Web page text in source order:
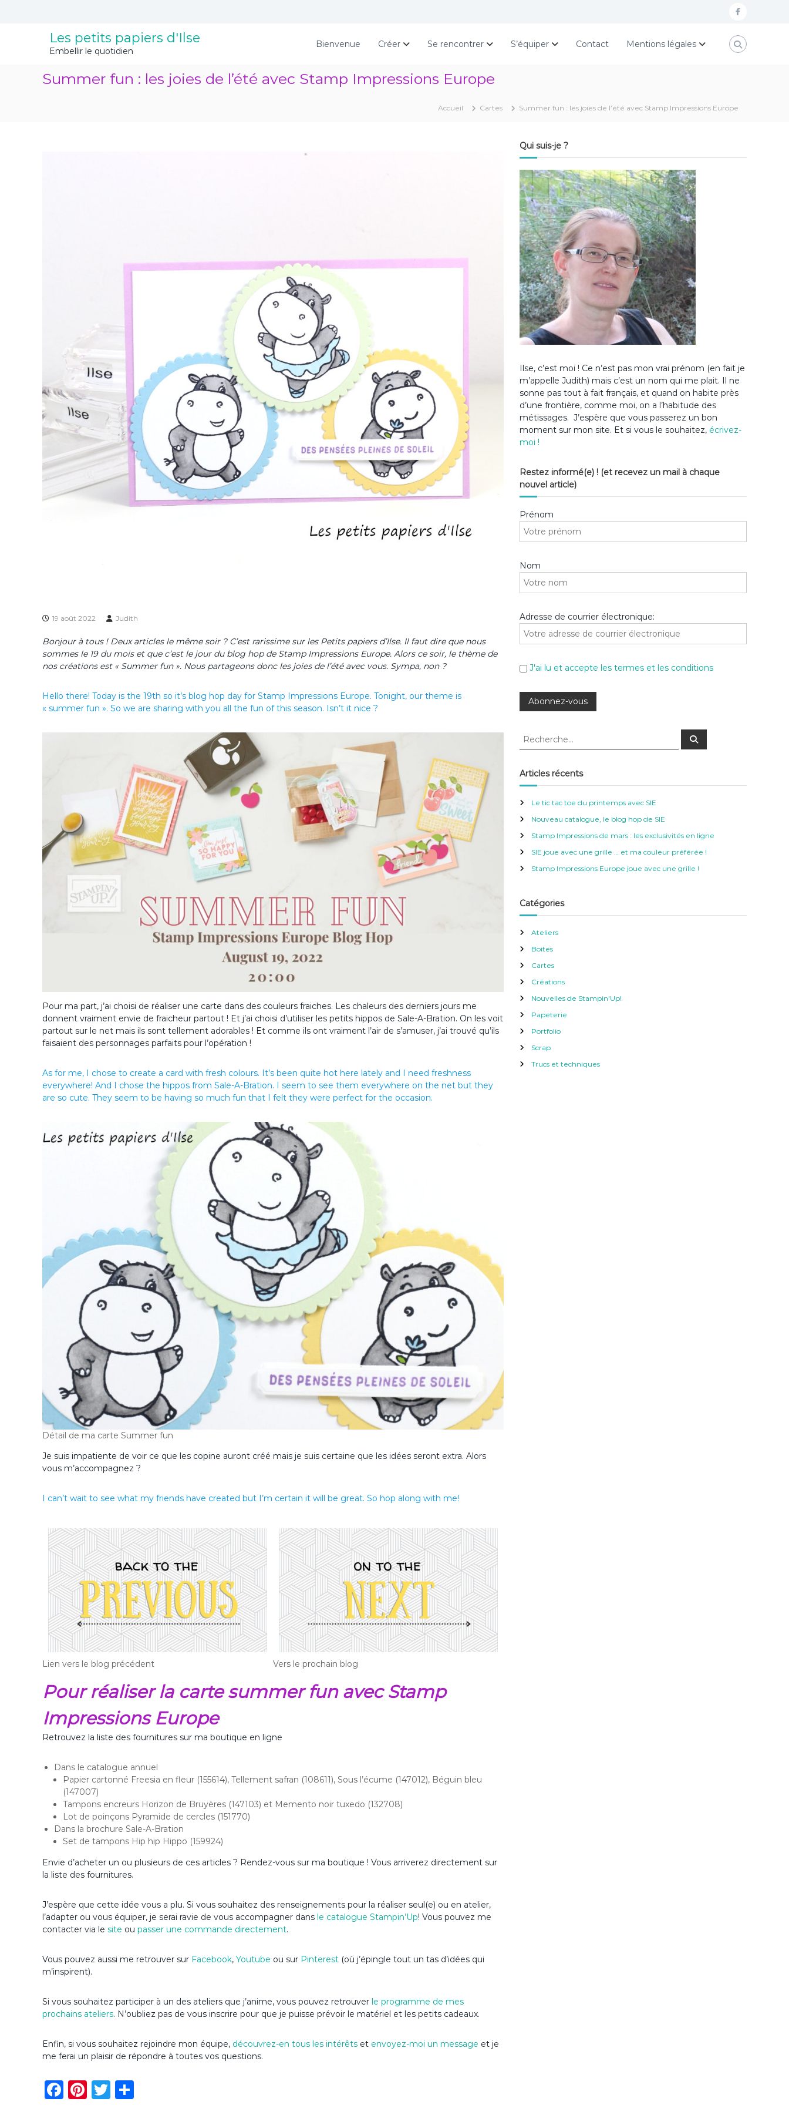
f
c
Les petits papiers d'Ilse
Embellir le quotidien
Bienvenue Créer Se rencontrer S’équiper Contact Mentions légales
Summer fun : les joies de l’été avec Stamp Impressions Europe
Accueil Cartes Summer fun : les joies de l’été avec Stamp Impressions Europe
19 août 2022 Judith
Bonjour à tous ! Deux articles le même soir ? C’est rarissime sur les Petits papiers d’Ilse. Il faut dire que nous
sommes le 19 du mois et que c’est le jour du blog hop de Stamp Impressions Europe. Alors ce soir, le thème de
nos créations est « Summer fun ». Nous partageons donc les joies de l’été avec vous. Sympa, non ?
Hello there! Today is the 19th so it’s blog hop day for Stamp Impressions Europe. Tonight, our theme is
« summer fun ». So we are sharing with you all the fun of this season. Isn’t it nice ?
Pour ma part, j’ai choisi de réaliser une carte dans des couleurs fraiches. Les chaleurs des derniers jours me
donnent vraiment envie de fraicheur partout ! Et j’ai choisi d’utiliser les petits hippos de Sale-A-Bration. On les voit
partout sur le net mais ils sont tellement adorables ! Et comme ils ont vraiment l’air de s’amuser, j’ai trouvé qu’ils
faisaient des personnages parfaits pour l’opération !
As for me, I chose to create a card with fresh colours. It’s been quite hot here lately and I need freshness
everywhere! And I chose the hippos from Sale-A-Bration. I seem to see them everywhere on the net but they
are so cute. They seem to be having so much fun that I felt they were perfect for the occasion.
Détail de ma carte Summer fun
Je suis impatiente de voir ce que les copine auront créé mais je suis certaine que les idées seront extra. Alors
vous m’accompagnez ?
I can’t wait to see what my friends have created but I’m certain it will be great. So hop along with me!
Lien vers le blog précédent Vers le prochain blog
Pour réaliser la carte summer fun avec Stamp
Impressions Europe
Retrouvez la liste des fournitures sur ma boutique en ligne
Dans le catalogue annuel
Papier cartonné Freesia en fleur (155614), Tellement safran (108611), Sous l’écume (147012), Béguin bleu
(147007)
Tampons encreurs Horizon de Bruyères (147103) et Memento noir tuxedo (132708)
Lot de poinçons Pyramide de cercles (151770)
Dans la brochure Sale-A-Bration
Set de tampons Hip hip Hippo (159924)
Envie d’acheter un ou plusieurs de ces articles ? Rendez-vous sur ma boutique ! Vous arriverez directement sur
la liste des fournitures.
J’espère que cette idée vous a plu. Si vous souhaitez des renseignements pour la réaliser seul(e) ou en atelier,
l’adapter ou vous équiper, je serai ravie de vous accompagner dans le catalogue Stampin’Up! Vous pouvez me
contacter via le site ou passer une commande directement.
Vous pouvez aussi me retrouver sur Facebook, Youtube ou sur Pinterest (où j’épingle tout un tas d’idées qui
m’inspirent).
Si vous souhaitez participer à un des ateliers que j’anime, vous pouvez retrouver le programme de mes
prochains ateliers. N’oubliez pas de vous inscrire pour que je puisse prévoir le matériel et les petits cadeaux.
Enfin, si vous souhaitez rejoindre mon équipe, découvrez-en tous les intérêts et envoyez-moi un message et je
me ferai un plaisir de répondre à toutes vos questions.
F
Pi T
Qui suis-je ?
Ilse, c’est moi ! Ce n’est pas mon vrai prénom (en fait je
m’appelle Judith) mais c’est un nom qui me plait. Il ne
sonne pas tout à fait français, et quand on habite près
d’une frontière, comme moi, on a l’habitude des
métissages. J’espère que vous passerez un bon
moment sur mon site. Et si vous le souhaitez, écrivez-
moi !
Restez informé(e) ! (et recevez un mail à chaque
nouvel article)
Prénom
Nom
Adresse de courrier électronique:
J'ai lu et accepte les termes et les conditions
R
h
e
c
h
e
:
R
c
Articles récents
Le tic tac toe du printemps avec SIE
Nouveau catalogue, le blog hop de SIE
Stamp Impressions de mars : les exclusivités en ligne
SIE joue avec une grille … et ma couleur préférée !
Stamp Impressions Europe joue avec une grille !
Catégories
Ateliers
Boites
Cartes
Créations
Nouvelles de Stampin'Up!
Papeterie
Portfolio
Scrap
Trucs et techniques